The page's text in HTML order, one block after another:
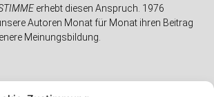
erhebt diesen Anspruch. 1976
Autoren Monat für Monat ihren Beitrag
Meinungsbildung.